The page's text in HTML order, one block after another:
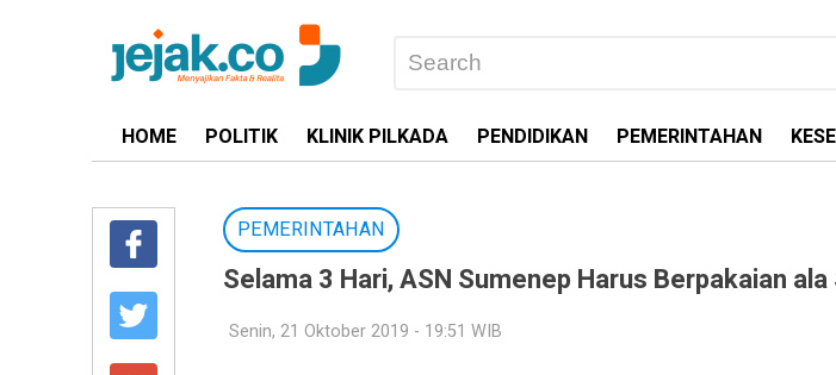
HOME POLITIK KLINIK PILKADA PENDIDIKAN PEMERINTAHAN
PEMERINTAHAN
Selama 3 Hari, ASN Sumenep Harus Berpakaian
Senin, 21 Oktober 2019 - 19:51 WIB